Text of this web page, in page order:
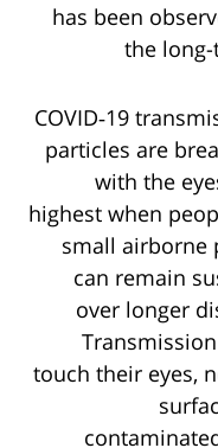
has been
the
COVID‑19
particles are
with the
highest when
small airborne
can remain
over longer
touch their eyes,